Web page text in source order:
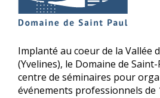
Implanté au coeur de la Vallée
(Yvelines), le Domaine de
centre de séminaires pour
événements professionnels de